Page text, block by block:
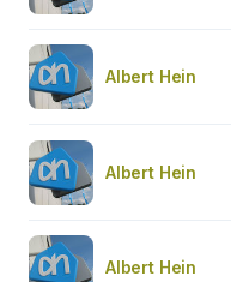
Albert Hein
Albert Hein
Albert Hein